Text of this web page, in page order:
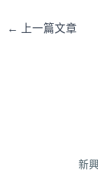
← 上一篇文章
新